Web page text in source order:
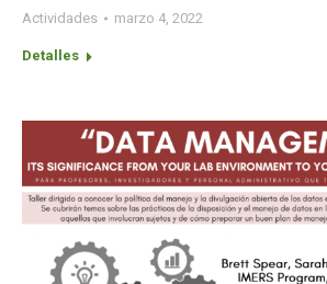
Actividades marzo 4, 2022
Detalles